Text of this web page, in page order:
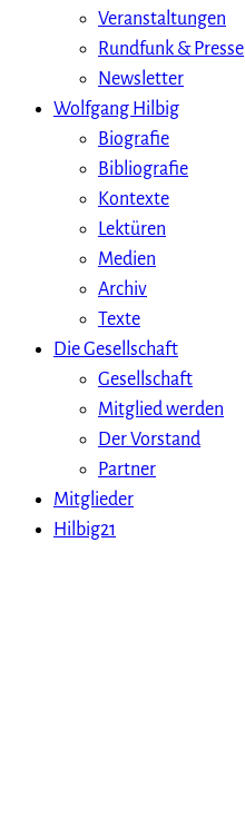
Veranstaltungen
Rundfunk & Presse
Newsletter
Wolfgang Hilbig
Biografie
Bibliografie
Kontexte
Lektüren
Medien
Archiv
Texte
Die Gesellschaft
Gesellschaft
Mitglied werden
Der Vorstand
Partner
Mitglieder
Hilbig21